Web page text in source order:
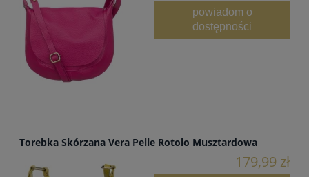
powiadom o
dostępności
Torebka Skórzana Vera Pelle Rotolo Musztardowa
179,99 zł